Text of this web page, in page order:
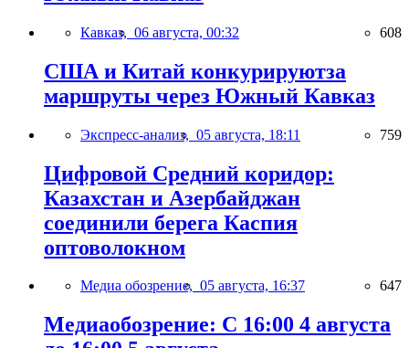
Кавказ, 06 августа, 00:32 608
США и Китай конкурируютза
маршруты через Южный Кавказ
Экспресс-анализ, 05 августа, 18:11 759
Цифровой Средний коридор:
Казахстан и Азербайджан
соединили берега Каспия
оптоволокном
Медиа обозрение, 05 августа, 16:37 647
Медиаобозрение: С 16:00 4 августа